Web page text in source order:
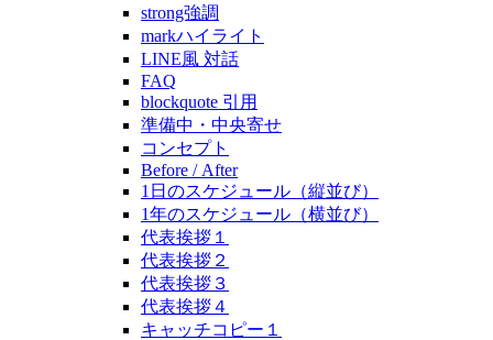
strong強調
markハイライト
LINE風 対話
FAQ
blockquote 引用
準備中・中央寄せ
コンセプト
Before / After
1日のスケジュール（縦並び）
1年のスケジュール（横並び）
代表挨拶１
代表挨拶２
代表挨拶３
代表挨拶４
キャッチコピー１